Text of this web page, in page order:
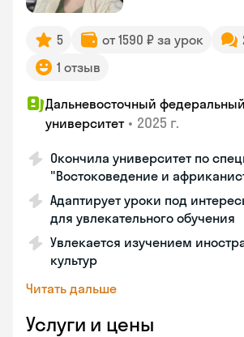
5 от 1590 ₽ за урок
1 отзыв
Дальневосточный федеральный
университет • 2025 г.
Окончила университет по
"Востоковедение и
Адаптирует уроки под
для увлекательного обучения
Увлекается изучением
культур
Читать дальше
Услуги и цены